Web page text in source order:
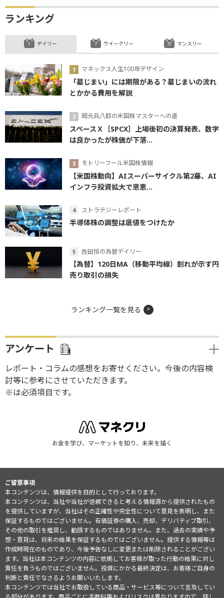
ランキング
デイリー
マネックス人生100年デザイン
「墓じまい」には期限がある？墓じまいの流れ
とかかる費用を解説
岡元兵八郎の米国株マスターへの道
スペースＸ［SPCX］上場後初の決算発表、数字
は良かったが株価が下落...
モトリーフール米国株情報
【米国株動向】AIスーパーサイクル第2幕、AI
インフラ投資拡大で恩恵...
ストラテジーレポート
半導体株の調整は底値をつけたか
吉田恒の為替デイリー
【為替】120日MA（移動平均線）割れが示す円
売り取引の損失
ウイークリー マンスリー
ランキング一覧を見る
アンケート
レポート・コラムの感想をお寄せください。今後の内容検
討等に参考にさせていただきます。
※は必須項目です。
お金を学び、マーケットを知り、未来を描く
ご留意事項
本コンテンツは、情報提供を目的として行っております。
本コンテンツは、当社や当社が信頼できると考える情報源から提供されたもの
を提供していますが、当社はその正確性や完全性について意見を表明し、また
保証するものではございません。有価証券の購入、売却、デリバティブ取引、
その他の取引を推奨し、勧誘するものではありません。また、過去の実績や予
想・意見は、将来の結果を保証するものではございません。提供する情報等は
作成時現在のものであり、今後予告なしに変更または削除されることがござい
ます。当社は本コンテンツの内容に依拠してお客様が取った行動の結果に対し
責任を負うものではございません。投資にかかる最終決定は、お客様ご自身の
判断と責任でなさるようお願いいたします。
本コンテンツでは当社でお取扱している商品・サービス等について言及してい